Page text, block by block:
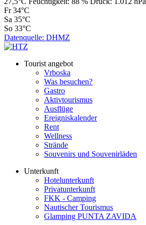
Fr 34°C
Sa 35°C
So 33°C
Datenquelle: DHMZ
Tourist angebot
Vrboska
Was besuchen?
Gastro
Aktivtourismus
Ausflüge
Ereigniskalender
Rent
Wellness
Strände
Souvenirs und Souvenirläden
Unterkunft
Hotelunterkunft
Privatunterkunft
FKK - Camping
Nautischer Tourismus
Glamping PUNTA ZAVIDA